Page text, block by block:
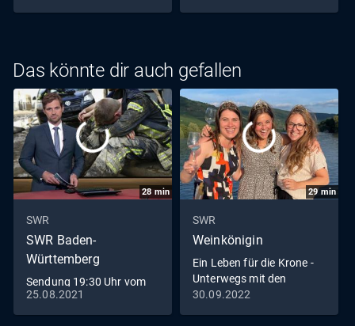
Das könnte dir auch gefallen
28min
SWR
SWR Baden-
Württemberg
Sendung 19:30 Uhr vom
25.8.2021
25.08.2021
29min
SWR
Weinkönigin
Ein Leben für die Krone -
Unterwegs mit den
Weinköniginnen
30.09.2022